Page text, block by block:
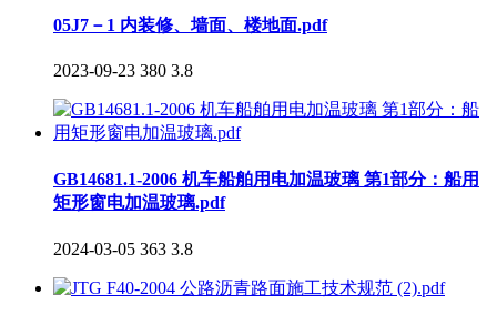
05J7－1 内装修、墙面、楼地面.pdf
2023-09-23 380 3.8
GB14681.1-2006 机车船舶用电加温玻璃 第1部分：船用
矩形窗电加温玻璃.pdf
2024-03-05 363 3.8